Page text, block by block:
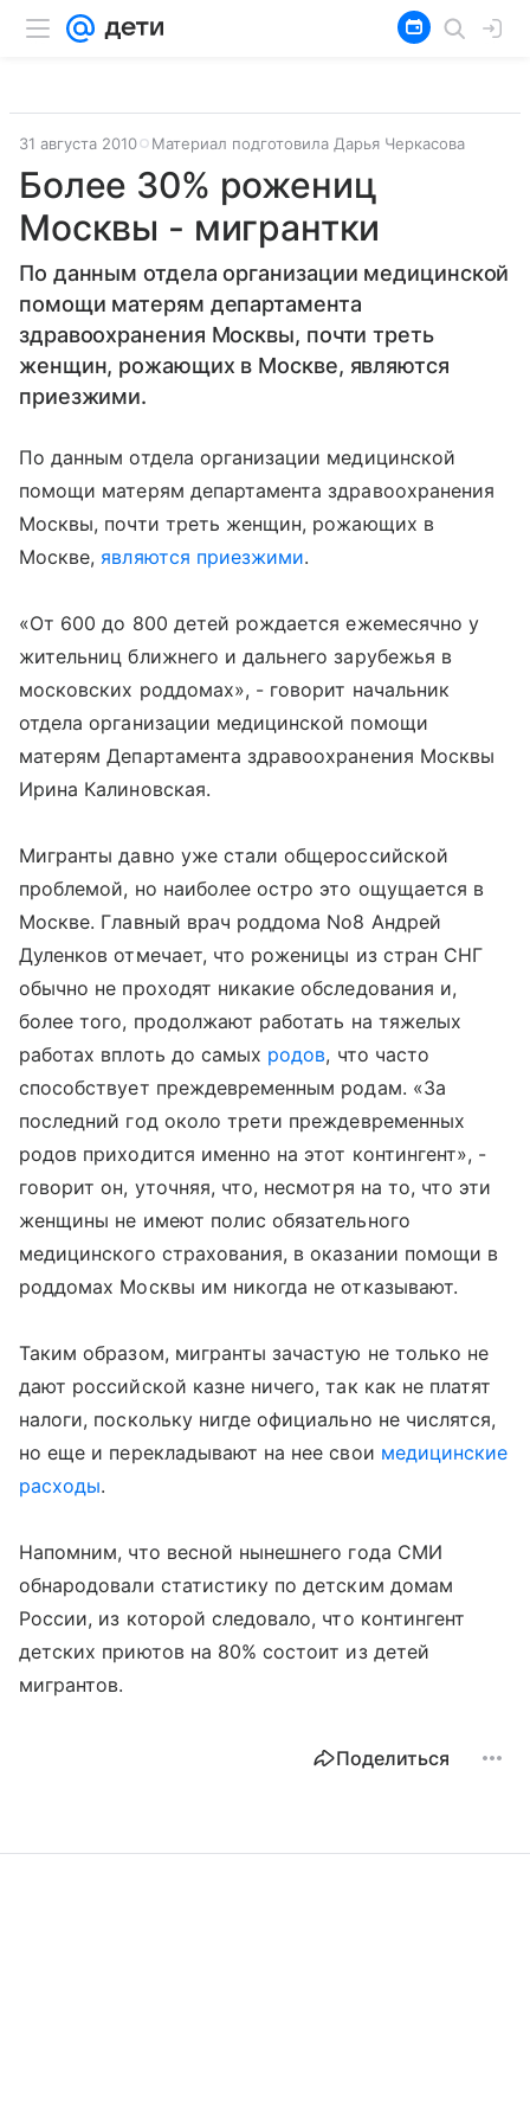
31 августа 2010 Материал подготовила Дарья Черкасова
Более 30% рожениц
Москвы - мигрантки
По данным отдела организации медицинской
помощи матерям департамента
здравоохранения Москвы, почти треть
женщин, рожающих в Москве, являются
приезжими.
По данным отдела организации медицинской
помощи матерям департамента здравоохранения
Москвы, почти треть женщин, рожающих в
Москве,являются приезжими.
«От 600 до 800 детей рождается ежемесячно у
жительниц ближнего и дальнего зарубежья в
московских роддомах», - говорит начальник
отдела организации медицинской помощи
матерям Департамента здравоохранения Москвы
Ирина Калиновская.
Мигранты давно уже стали общероссийской
проблемой, но наиболее остро это ощущается в
Москве. Главный врач роддома No8 Андрей
Дуленков отмечает, что роженицы из стран СНГ
обычно не проходят никакие обследования и,
более того, продолжают работать на тяжелых
работах вплоть до самых родов, что часто
способствует преждевременным родам. «За
последний год около трети преждевременных
родов приходится именно на этот контингент», -
говорит он, уточняя, что, несмотря на то, что эти
женщины не имеют полис обязательного
медицинского страхования, в оказании помощи в
роддомах Москвы им никогда не отказывают.
Таким образом, мигранты зачастую не только не
дают российской казне ничего, так как не платят
налоги, поскольку нигде официально не числятся,
но еще и перекладывают на нее свои медицинские
расходы.
Напомним, что весной нынешнего года СМИ
обнародовали статистику по детским домам
России, из которой следовало, что контингент
детских приютов на 80% состоит из детей
мигрантов.
Поделиться